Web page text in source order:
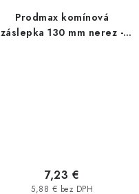
Prodmax komínová
záslepka 130 mm nerez -
5,88 € bez DPH
7,23 €